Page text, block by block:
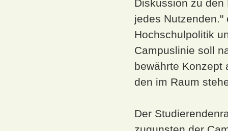
Diskussion zu
jedes
Hochschulpolitik
Campuslinie soll
bewährte Konzept
den im Raum
Der